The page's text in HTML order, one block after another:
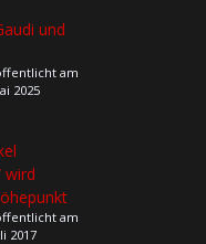
und
am
2025
wird
am
2017